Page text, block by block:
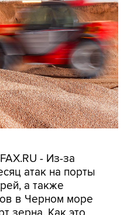
- Из-за
атак на порты
а также
в Черном море